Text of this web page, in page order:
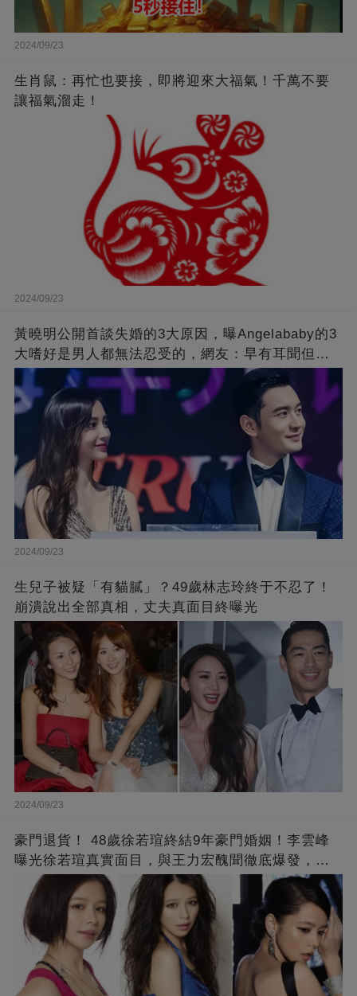
2024/09/23
生肖鼠：再忙也要接，即將迎來大福氣！千萬不要
讓福氣溜走！
2024/09/23
黃曉明公開首談失婚的3大原因，曝Angelababy的3
大嗜好是男人都無法忍受的，網友：早有耳聞但想
不到那麼嚴重！
2024/09/23
生兒子被疑「有貓膩」？49歲林志玲終于不忍了！
崩潰說出全部真相，丈夫真面目終曝光
2024/09/23
豪門退貨！ 48歲徐若瑄終結9年豪門婚姻！李雲峰
曝光徐若瑄真實面目，與王力宏醜聞徹底爆發，原
來李靚蕾說的都是真的 ！